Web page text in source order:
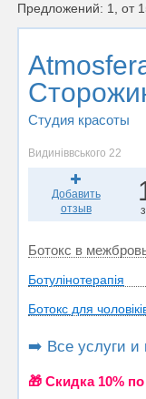
Предложений: 1, от
Студия красоты
Видиніввського 22
Добавить
отзыв
Ботокс в
Ботулінотерапія
Ботокс для
➡️ Все услуги и
🎁 Cкидка 10%